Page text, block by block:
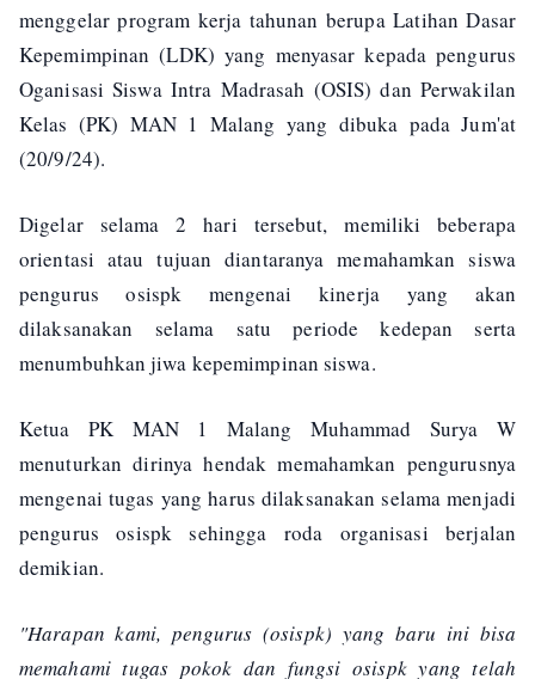
menggelar program kerja tahunan berupa Latihan Dasar
Kepemimpinan (LDK) yang menyasar kepada pengurus
Oganisasi Siswa Intra Madrasah (OSIS) dan Perwakilan
Kelas (PK) MAN 1 Malang yang dibuka pada Jum'at
(20/9/24).
Digelar selama 2 hari tersebut, memiliki beberapa
orientasi atau tujuan diantaranya memahamkan siswa
pengurus osispk mengenai kinerja yang akan
dilaksanakan selama satu periode kedepan serta
menumbuhkan jiwa kepemimpinan siswa.
Ketua PK MAN 1 Malang Muhammad Surya W
menuturkan dirinya hendak memahamkan pengurusnya
mengenai tugas yang harus dilaksanakan selama menjadi
pengurus osispk sehingga roda organisasi berjalan
demikian.
"Harapan kami, pengurus (osispk) yang baru ini bisa
memahami tugas pokok dan fungsi osispk yang telah